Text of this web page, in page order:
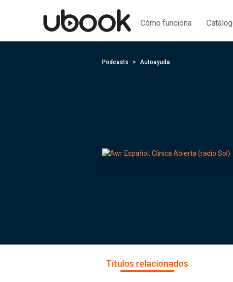
Cómo funciona
Podcasts Autoayuda
Títulos relacionados